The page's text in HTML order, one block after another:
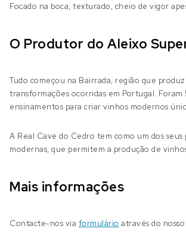
Focado na boca, texturado, cheio de vigor
O Produtor do Aleixo
Tudo começou na Bairrada, região que
transformações ocorridas em Portugal.
ensinamentos para criar vinhos modernos
A Real Cave do Cedro tem como um dos
modernas, que permitem a produção de
Mais informações
Contacte-nos via formulário através do nosso